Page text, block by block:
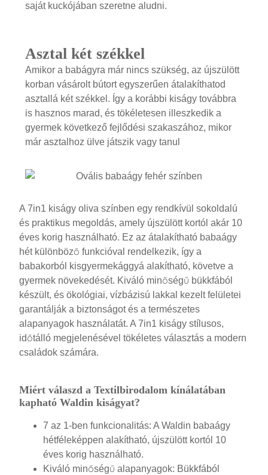
saját kuckójában szeretne aludni.
Asztal két székkel
Amikor a babágyra már nincs szükség, az újszülött
korban vásárolt bútort egyszerűen átalakíthatod
asztallá két székkel. Így a korábbi kiságy továbbra
is hasznos marad, és tökéletesen illeszkedik a
gyermek következő fejlődési szakaszához, mikor
már asztalhoz ülve játszik vagy tanul
A 7in1 kiságy oliva színben egy rendkívül sokoldalú
és praktikus megoldás, amely újszülött kortól akár 10
éves korig használható. Ez az átalakítható babaágy
hét különböző funkcióval rendelkezik, így a
babakorból kisgyermekággyá alakítható, követve a
gyermek növekedését. Kiváló minőségű bükkfából
készült, és ökológiai, vízbázisú lakkal kezelt felületei
garantálják a biztonságot és a természetes
alapanyagok használatát. A 7in1 kiságy stílusos,
időtálló megjelenésével tökéletes választás a modern
családok számára.
Miért válaszd a Textilbirodalom kínálatában
kapható Waldin kiságyat?
7 az 1-ben funkcionalitás: A Waldin babaágy
hétféleképpen alakítható, újszülött kortól 10
éves korig használható.
Kiváló minőségű alapanyagok: Bükkfából